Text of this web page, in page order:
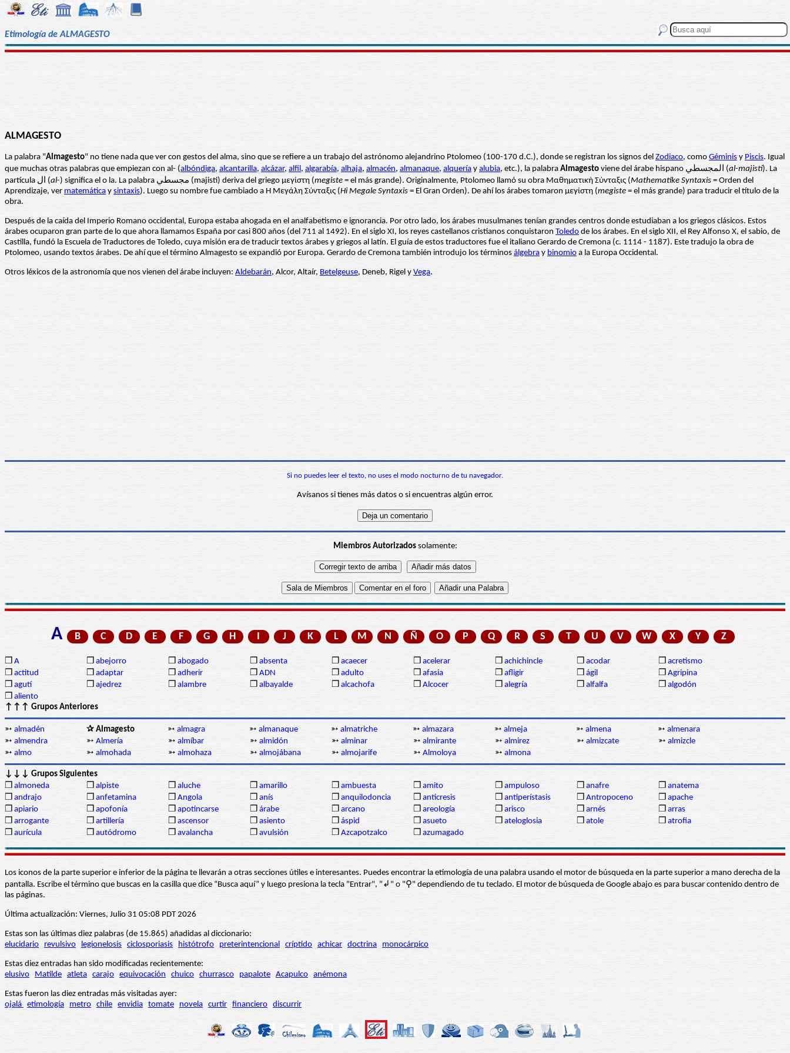
Etimología de ALMAGESTO
ALMAGESTO
La palabra "Almagesto" no tiene nada que ver con gestos del alma, sino que se refiere a un trabajo del astrónomo alejandrino Ptolomeo (100-170 d.C.), donde se registran los signos del Zodiaco, como Géminis y Piscis. Igual
que muchas otras palabras que empiezan con al- (albóndiga, alcantarilla, alcázar, alfil, algarabía, alhaja, almacén, almanaque, alquería y alubia, etc.), la palabra Almagesto viene del árabe hispano المجسطي (al-majisti). La
partícula ال (al -) significa el o la. La palabra مجسطي (majisti) deriva del griego μεγίστη (megiste = el más grande). Originalmente, Ptolomeo llamó su obra Μαθηματικὴ Σύνταξις (Mathematike Syntaxis = Orden del
Aprendizaje, ver matemática y sintaxis). Luego su nombre fue cambiado a Ἡ Μεγάλη Σύνταξις (Hi Megale Syntaxis = El Gran Orden). De ahí los árabes tomaron μεγίστη (megiste = el más grande) para traducir el título de la
obra.
Después de la caída del Imperio Romano occidental, Europa estaba ahogada en el analfabetismo e ignorancia. Por otro lado, los árabes musulmanes tenían grandes centros donde estudiaban a los griegos clásicos. Estos
árabes ocuparon gran parte de lo que ahora llamamos España por casi 800 años (del 711 al 1492). En el siglo XI, los reyes castellanos cristianos conquistaron Toledo de los árabes. En el siglo XII, el Rey Alfonso X, el sabio, de
Castilla, fundó la Escuela de Traductores de Toledo, cuya misión era de traducir textos árabes y griegos al latín. El guía de estos traductores fue el italiano Gerardo de Cremona (c. 1114 - 1187). Este tradujo la obra de
Ptolomeo, usando textos árabes. De ahí que el término Almagesto se expandió por Europa. Gerardo de Cremona también introdujo los términos álgebra y binomio a la Europa Occidental.
Otros léxicos de la astronomía que nos vienen del árabe incluyen: Aldebarán, Alcor, Altaír, Betelgeuse, Deneb, Rigel y Vega.
Si no puedes leer el texto, no uses el modo nocturno de tu navegador.
Avísanos si tienes más datos o si encuentras algún error.
Miembros Autorizadossolamente:
A B C D E F G H I J K L M N Ñ O P Q R S T U V W X Y Z
❒ A ❒ abejorro ❒ abogado ❒ absenta ❒ acaecer ❒ acelerar ❒ achichincle ❒ acodar ❒ acretismo
❒ actitud ❒ adaptar ❒ adherir ❒ ADN ❒ adulto ❒ afasia ❒ afligir ❒ ágil ❒ Agripina
❒ agutí ❒ ajedrez ❒ alambre ❒ albayalde ❒ alcachofa ❒ Alcocer ❒ alegría ❒ alfalfa ❒ algodón
❒ aliento
↑↑↑ Grupos Anteriores
➳ almadén ✰ Almagesto ➳ almagra ➳ almanaque ➳ almatriche ➳ almazara ➳ almeja ➳ almena ➳ almenara
➳ almendra ➳ Almería ➳ almíbar ➳ almidón ➳ alminar ➳ almirante ➳ almirez ➳ almizcate ➳ almizcle
➳ almo ➳ almohada ➳ almohaza ➳ almojábana ➳ almojarife ➳ Almoloya ➳ almona
↓↓↓ Grupos Siguientes
❒ almoneda ❒ alpiste ❒ aluche ❒ amarillo ❒ ambuesta ❒ amito ❒ ampuloso ❒ anafre ❒ anatema
❒ andrajo ❒ anfetamina ❒ Angola ❒ anís ❒ anquilodoncia ❒ anticresis ❒ antiperístasis ❒ Antropoceno ❒ apache
❒ apiario ❒ apofonía ❒ apotincarse ❒ árabe ❒ arcano ❒ areología ❒ arisco ❒ arnés ❒ arras
❒ arrogante ❒ artillería ❒ ascensor ❒ asiento ❒ áspid ❒ asueto ❒ ateloglosia ❒ atole ❒ atrofia
❒ aurícula ❒ autódromo ❒ avalancha ❒ avulsión ❒ Azcapotzalco ❒ azumagado
Los iconos de la parte superior e inferior de la página te llevarán a otras secciones útiles e interesantes. Puedes encontrar la etimología de una palabra usando el motor de búsqueda en la parte superior a mano derecha de la
pantalla. Escribe el término que buscas en la casilla que dice “Busca aquí” y luego presiona la tecla "Entrar", "↲" o "⚲" dependiendo de tu teclado. El motor de búsqueda de Google abajo es para buscar contenido dentro de
las páginas.
Última actualización: Viernes, Julio 31 05:08 PDT 2026
Estas son las últimas diez palabras (de 15.865) añadidas al diccionario:
elucidario
revulsivo legionelosis ciclosporiasis histótrofo preterintencional críptido achicar doctrina monocárpico
Estas diez entradas han sido modificadas recientemente:
elusivo
Matilde atleta carajo equivocación chuico churrasco papalote Acapulco anémona
Estas fueron las diez entradas más visitadas ayer:
ojalá etimología metro chile envidia tomate novela curtir financiero discurrir